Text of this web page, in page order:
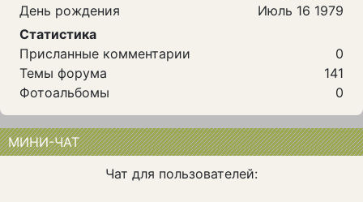
День рождения
Июль 16 1979
Статистика
Присланные комментарии
0
Темы форума
141
Фотоальбомы
0
МИНИ-ЧАТ
Чат для пользователей: